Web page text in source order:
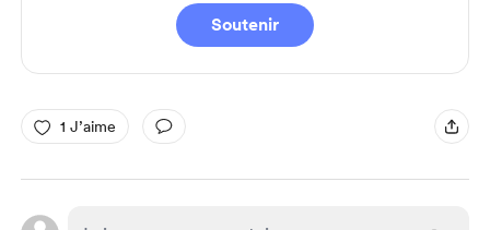
Soutenir
1 J’aime